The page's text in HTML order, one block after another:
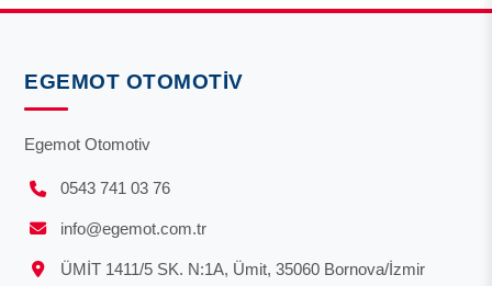
EGEMOT OTOMOTIV
Egemot Otomotiv
0543 741 03 76
info@egemot.com.tr
ÜMİT 1411/5 SK. N:1A, Ümit, 35060 Bornova/İzmir